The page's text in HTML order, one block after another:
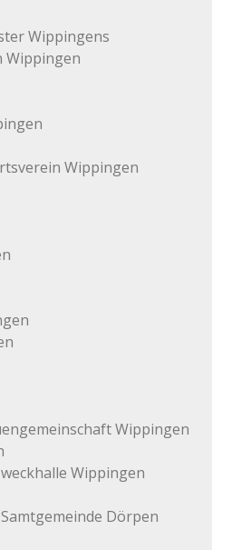
Wippingens
Wippingen
Wippingen
Wippingen
Wippingen
Dörpen